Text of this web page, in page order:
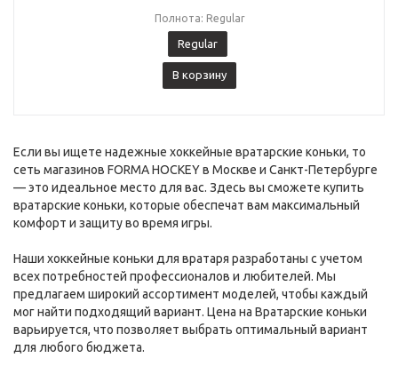
Полнота: Regular
Regular
В корзину
Если вы ищете надежные хоккейные вратарские коньки, то
сеть магазинов FORMA HOCKEY в Москве и Санкт-Петербурге
— это идеальное место для вас. Здесь вы сможете купить
вратарские коньки, которые обеспечат вам максимальный
комфорт и защиту во время игры.
Наши хоккейные коньки для вратаря разработаны с учетом
всех потребностей профессионалов и любителей. Мы
предлагаем широкий ассортимент моделей, чтобы каждый
мог найти подходящий вариант. Цена на Вратарские коньки
варьируется, что позволяет выбрать оптимальный вариант
для любого бюджета.